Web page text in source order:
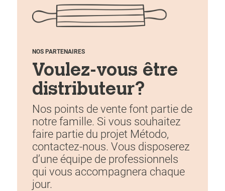
NOS PARTENAIRES
Voulez-vous être
distributeur?
Nos points de vente font partie de
notre famille. Si vous souhaitez
faire partie du projet Método,
contactez-nous. Vous disposerez
d’une équipe de professionnels
qui vous accompagnera chaque
jour.